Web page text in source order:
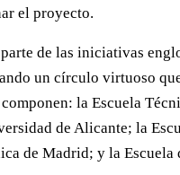
el proyecto.
de las iniciativas
un círculo virtuoso
la Escuela
de Alicante; la
de Madrid; y la